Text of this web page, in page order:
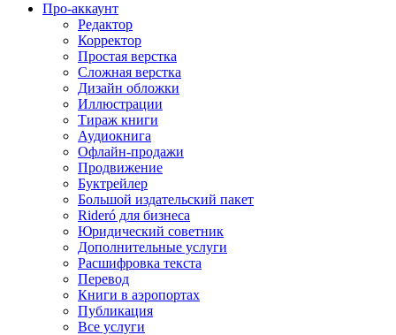
Про-аккаунт
Редактор
Корректор
Простая верстка
Сложная верстка
Дизайн обложки
Иллюстрации
Тираж книги
Аудиокнига
Офлайн-продажи
Продвижение
Буктрейлер
Большой издательский пакет
Rideró для бизнеса
Юридический советник
Дополнительные услуги
Расшифровка текста
Перевод
Книги в аэропортах
Публикация
Все услуги